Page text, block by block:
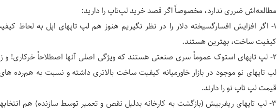
مطالعه‌اش ضرری ندارد، مخصوصاً اگر قصد خرید لپ‌تاپ را دارید:
1- اگر افزایش افسارگسیخته دلار را در نظر نگیریم هنوز هم لپ تاپهای اپل به لحاظ
کیفیت ساخت، بهترین هستند.
2- لپ تاپهای استوک عموماً سری صنعتی هستند که ویژگی اصلی آنها اصطلاحاً خرکاری! و
لپ تاپهای نو موجود در بازار خاورمیانه کیفیت ساخت بالاتری داشته و نسبت به هم‌رده
قیمت لپ تاپ نو را دارند.
3- لپ تاپهای ریفربیش (بازگشت به کارخانه بدلیل نقص و تعمیر توسط سازنده) هم